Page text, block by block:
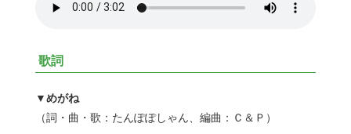
歌詞
▼めがね
（詞・曲・歌：たんぽぽしゃん、編曲：Ｃ＆Ｐ）